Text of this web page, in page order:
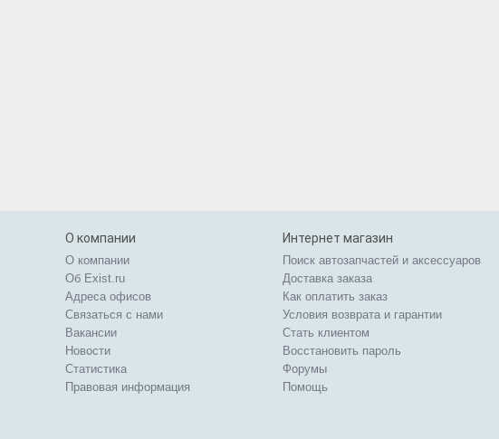
О компании
О компании
Об Exist.ru
Адреса офисов
Связаться с нами
Вакансии
Новости
Статистика
Правовая информация
Интернет магазин
Поиск автозапчастей и аксессуаров
Доставка заказа
Как оплатить заказ
Условия возврата и гарантии
Стать клиентом
Восстановить пароль
Форумы
Помощь